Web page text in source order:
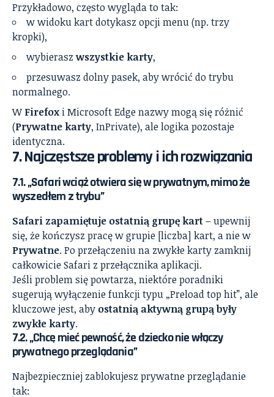
Przykładowo, często wygląda to tak:
w widoku kart dotykasz opcji menu (np. trzy
kropki),
wybieraszwszystkie karty,
przesuwasz dolny pasek, aby wrócić do trybu
normalnego.
W Firefox i Microsoft Edge nazwy mogą się różnić
(Prywatne karty, InPrivate), ale logika pozostaje
identyczna.
7. Najczęstsze problemy i ich rozwiązania
7.1. „Safari wciąż otwiera się w prywatnym, mimo że
wyszedłem z trybu”
Safari zapamiętuje ostatnią grupę kart– upewnij
się, że kończysz pracę w grupie [liczba] kart, a nie w
Prywatne. Po przełączeniu na zwykłe karty zamknij
całkowicie Safari z przełącznika aplikacji.
Jeśli problem się powtarza, niektóre poradniki
sugerują wyłączenie funkcji typu „Preload top hit”, ale
kluczowe jest, aby ostatnią aktywną grupą były
zwykłe karty.
7.2. „Chcę mieć pewność, że dziecko nie włączy
prywatnego przeglądania”
Najbezpieczniej zablokujesz prywatne przeglądanie
tak: